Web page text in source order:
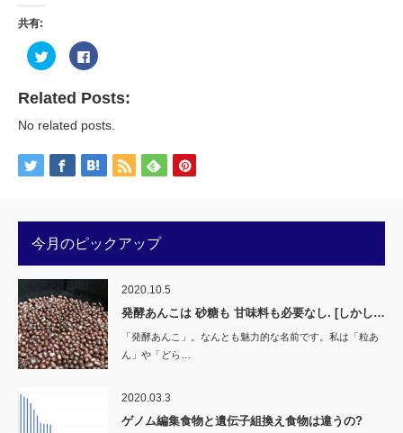
共有:
ク
リ
し
て
Twitter
で
(新
ド
ウ
で
き
ま
す)
Facebook
で
す
る
は
ッ
ク
さ
(新
い
ウ
ン
ド
ウ
で
開
き
ま
Related Posts:
No related posts.
今月のピックアップ
2020.10.5
発酵あんこは 砂糖も 甘味料も必要なし. [しかし…
「発酵あんこ」。なんとも魅力的な名前です。私は「粒あ
ん」や「どら…
2020.03.3
ゲノム編集食物と遺伝子組換え食物は違うの?